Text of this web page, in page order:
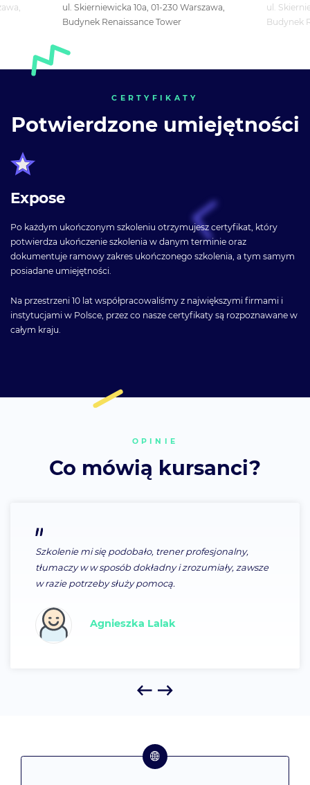
ul. Skierniewicka 10a, 01-230 Warszawa,
Budynek Renaissance Tower
ul.
Budynek
CERTYFIKATY
Potwierdzone umiejętności
Expose
Po każdym ukończonym szkoleniu otrzymujesz certyfikat, który
potwierdza ukończenie szkolenia w danym terminie oraz
dokumentuje ramowy zakres ukończonego szkolenia, a tym samym
posiadane umiejętności.
Na przestrzeni 10 lat współpracowaliśmy z największymi firmami i
instytucjami w Polsce, przez co nasze certyfikaty są rozpoznawane w
całym kraju.
OPINIE
Co mówią kursanci?
zawsze
Szkolenie przydatne pod wieloma
uzupełnia wiedzę oraz wskazuje